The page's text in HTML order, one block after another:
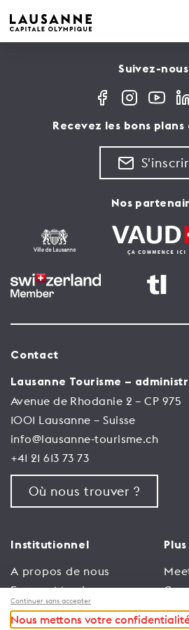
Suivez-nous
Recevez les bons plans
Nos
Contact
Lausanne Tourisme –
Avenue de Rhodanie 2 – CP 975
1001 Lausanne – Suisse
info@lausanne-tourisme.ch
+41 21 613 73 73
Où nous trouver ?
Institutionnel
A propos de nous
Espace Membres
Emploi
Plus
Continuer sans accepter
Nous mettons votre